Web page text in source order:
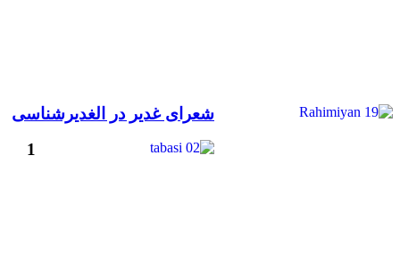
شعرای غدیر در الغدیرشناسی
1